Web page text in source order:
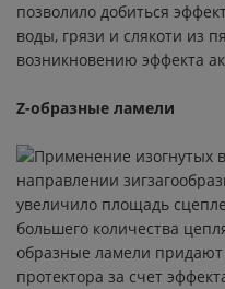
ROAD 5 TRAIL
PILOT ALPIN4 ASYMMETRIC
ENERGY XM2 +
PRIMACY 3 ZP
позволило добиться
воды, грязи и слякоти из
возникновению эффекта
Z-образные ламели
Применение изогнутых
направлении
увеличило площадь
большего количества
образные ламели
протектора за счет